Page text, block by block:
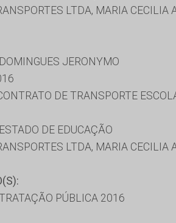
LTDA, MARIA CECILIA
JERONYMO
DE TRANSPORTE
DE EDUCAÇÃO
LTDA, MARIA CECILIA
PÚBLICA 2016